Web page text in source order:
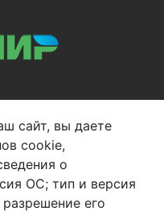
продажи
сайт, вы даете
cookie,
о
ОС; тип и версия
его